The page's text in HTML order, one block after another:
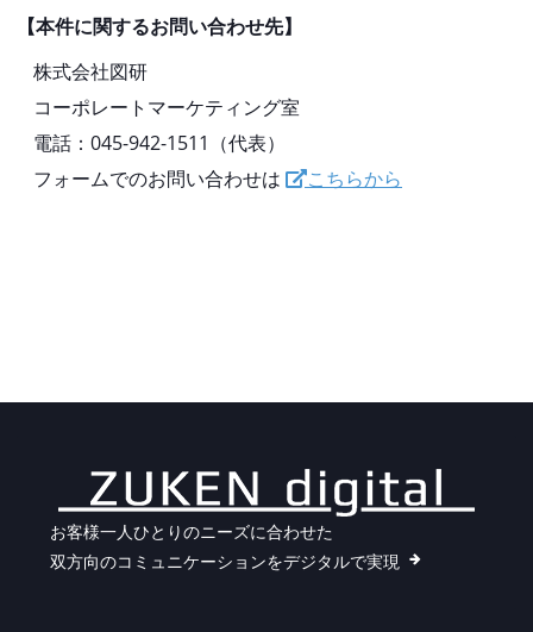
【本件に関するお問い合わせ先】
株式会社図研
コーポレートマーケティング室
電話：045-942-1511（代表）
フォームでのお問い合わせは
こちらから
お客様一人ひとりのニーズに合わせた
双方向のコミュニケーションをデジタルで実現